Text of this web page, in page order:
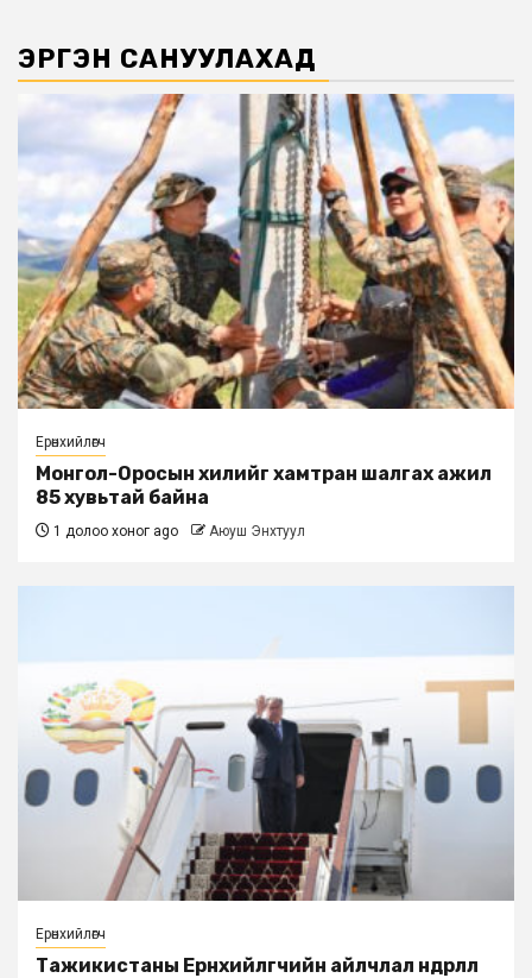
ЭРГЭН САНУУЛАХАД
Ерөнхийлөгч
Монгол-Оросын хилийг хамтран шалгах ажил
85 хувьтай байна
1 долоо хоног ago Аюуш Энхтуул
Ерөнхийлөгч
Тажикистаны Ерөнхийлөгчийн айлчлал өндөрлөлөө